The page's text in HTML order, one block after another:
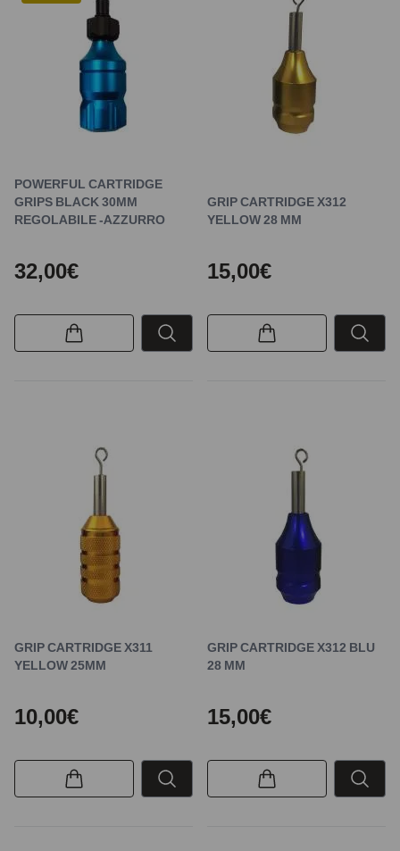
POWERFUL CARTRIDGE
GRIPS BLACK 30MM
REGOLABILE -AZZURRO
32,00€
GRIP CARTRIDGE X312
YELLOW 28 MM
15,00€
GRIP CARTRIDGE X311
YELLOW 25MM
10,00€
GRIP CARTRIDGE X312 BLU
28 MM
15,00€